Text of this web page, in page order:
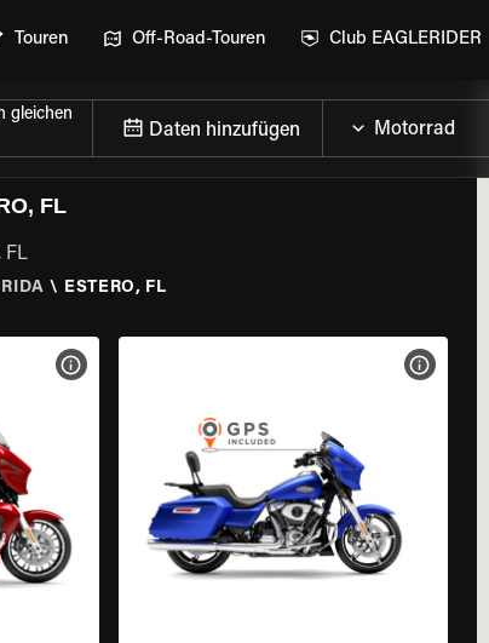
Touren Off-Road-Touren Club EAGLERIDER
gleichen
Daten hinzufügen
FL
FL
\ ESTERO, FL
MOTORRAD-DETAILS ANZEIGEN